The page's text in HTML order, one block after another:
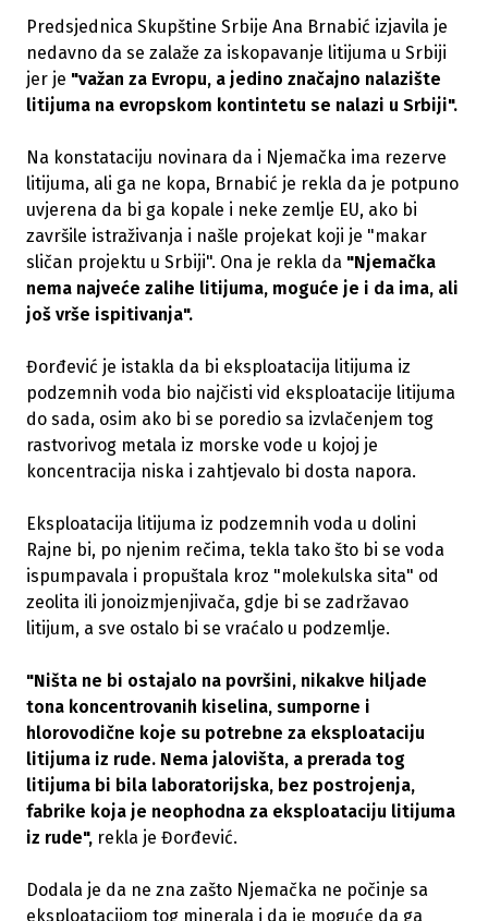
Predsjednica Skupštine Srbije Ana Brnabić izjavila je
nedavno da se zalaže za iskopavanje litijuma u Srbiji
jer je "važan za Evropu, a jedino značajno nalazište
litijuma na evropskom kontintetu se nalazi u Srbiji".
Na konstataciju novinara da i Njemačka ima rezerve
litijuma, ali ga ne kopa, Brnabić je rekla da je potpuno
uvjerena da bi ga kopale i neke zemlje EU, ako bi
završile istraživanja i našle projekat koji je "makar
sličan projektu u Srbiji". Ona je rekla da "Njemačka
nema najveće zalihe litijuma, moguće je i da ima, ali
još vrše ispitivanja".
Đorđević je istakla da bi eksploatacija litijuma iz
podzemnih voda bio najčisti vid eksploatacije litijuma
do sada, osim ako bi se poredio sa izvlačenjem tog
rastvorivog metala iz morske vode u kojoj je
koncentracija niska i zahtjevalo bi dosta napora.
Eksploatacija litijuma iz podzemnih voda u dolini
Rajne bi, po njenim rečima, tekla tako što bi se voda
ispumpavala i propuštala kroz "molekulska sita" od
zeolita ili jonoizmjenjivača, gdje bi se zadržavao
litijum, a sve ostalo bi se vraćalo u podzemlje.
"Ništa ne bi ostajalo na površini, nikakve hiljade
tona koncentrovanih kiselina, sumporne i
hlorovodične koje su potrebne za eksploataciju
litijuma iz rude. Nema jalovišta, a prerada tog
litijuma bi bila laboratorijska, bez postrojenja,
fabrike koja je neophodna za eksploataciju litijuma
iz rude", rekla je Đorđević.
Dodala je da ne zna zašto Njemačka ne počinje sa
eksploatacijom tog minerala i da je moguće da ga